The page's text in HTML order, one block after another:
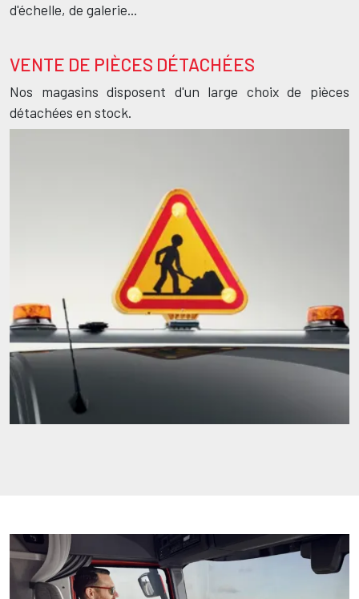
d'échelle, de galerie...
VENTE DE PIÈCES DÉTACHÉES
Nos magasins disposent d'un large choix de pièces
détachées en stock.
Image